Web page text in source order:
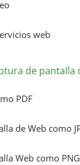
web
de pantalla
PDF
de Web como
Web como PNG